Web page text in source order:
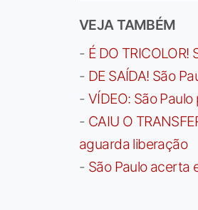
VEJA TAMBÉM
- É DO
- DE SAÍDA! São
- VÍDEO: São
- CAIU O
aguarda liberação
- São Paulo acerta